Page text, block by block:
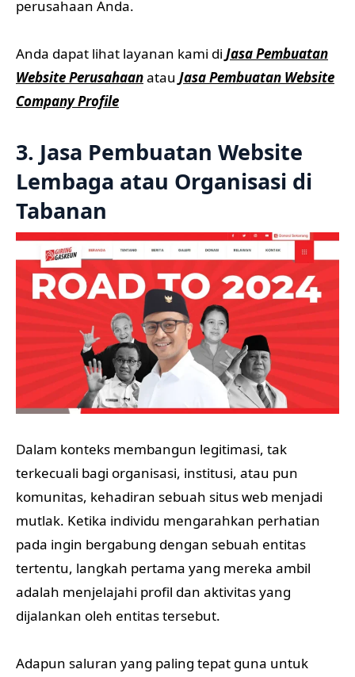
perusahaan Anda.
Anda dapat lihat layanan kami di Jasa Pembuatan
Website Perusahaanatau Jasa Pembuatan Website
Company Profile
3. Jasa Pembuatan Website
Lembaga atau Organisasi di
Tabanan
Dalam konteks membangun legitimasi, tak
terkecuali bagi organisasi, institusi, atau pun
komunitas, kehadiran sebuah situs web menjadi
mutlak. Ketika individu mengarahkan perhatian
pada ingin bergabung dengan sebuah entitas
tertentu, langkah pertama yang mereka ambil
adalah menjelajahi profil dan aktivitas yang
dijalankan oleh entitas tersebut.
Adapun saluran yang paling tepat guna untuk